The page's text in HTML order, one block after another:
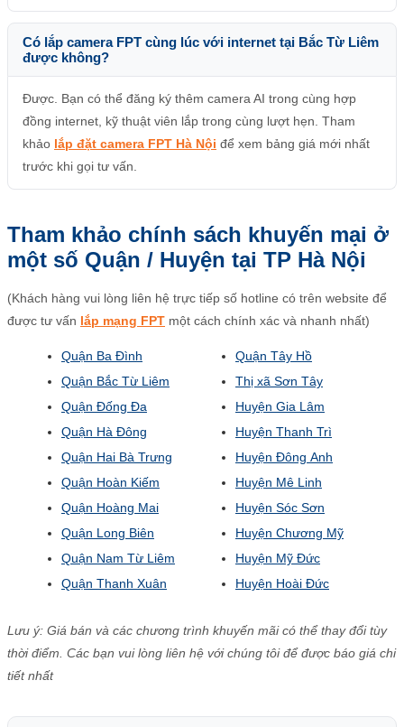
Có lắp camera FPT cùng lúc với internet tại Bắc Từ Liêm
được không?
Được. Bạn có thể đăng ký thêm camera AI trong cùng hợp
đồng internet, kỹ thuật viên lắp trong cùng lượt hẹn. Tham
khảo lắp đặt camera FPT Hà Nội để xem bảng giá mới nhất
trước khi gọi tư vấn.
Tham khảo chính sách khuyến mại ở
một số Quận / Huyện tại TP Hà Nội
(Khách hàng vui lòng liên hệ trực tiếp số hotline có trên website để
được tư vấn lắp mạng FPT một cách chính xác và nhanh nhất)
Quận Ba Đình
Quận Bắc Từ Liêm
Quận Đống Đa
Quận Hà Đông
Quận Hai Bà Trưng
Quận Hoàn Kiếm
Quận Hoàng Mai
Quận Long Biên
Quận Nam Từ Liêm
Quận Thanh Xuân
Quận Tây Hồ
Thị xã Sơn Tây
Huyện Gia Lâm
Huyện Thanh Trì
Huyện Đông Anh
Huyện Mê Linh
Huyện Sóc Sơn
Huyện Chương Mỹ
Huyện Mỹ Đức
Huyện Hoài Đức
Lưu ý: Giá bán và các chương trình khuyến mãi có thể thay đổi tùy
thời điểm. Các bạn vui lòng liên hệ với chúng tôi để được báo giá chi
tiết nhất